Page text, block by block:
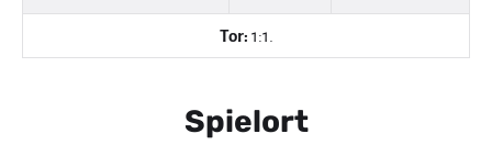
Tor: 1:1.
Spielort